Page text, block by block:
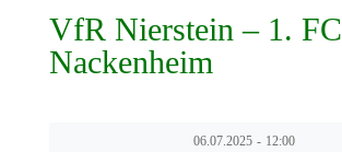
VfR Nierstein – 1. FC
Nackenheim
06.07.2025 - 12:00